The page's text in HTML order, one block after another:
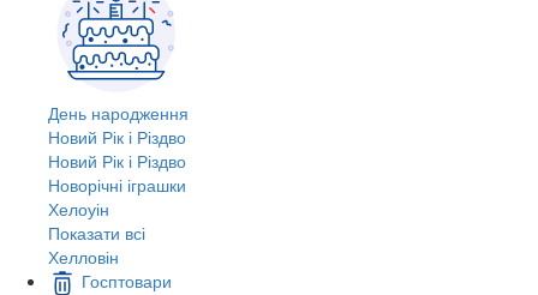
День народження
Новий Рік і Різдво
Новий Рік і Різдво
Новорічні іграшки
Хелоуін
Показати всі
Хелловін
Госптовари